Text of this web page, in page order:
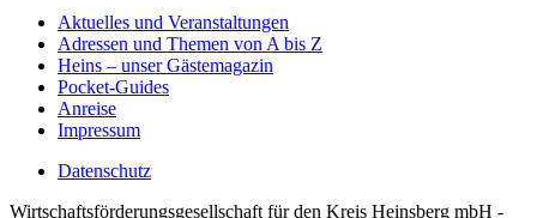
Aktuelles und Veranstaltungen
Adressen und Themen von A bis Z
Heins – unser Gästemagazin
Pocket-Guides
Anreise
Impressum
Datenschutz
Wirt­schafts­för­der­ungs­ge­sell­schaft für den Kreis Heins­berg mbH -